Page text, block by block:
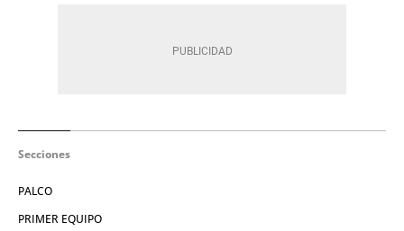
Secciones
PALCO
PRIMER EQUIPO